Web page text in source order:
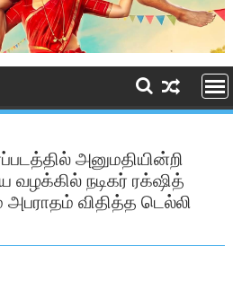
அனுமதியின்றி
வழக்கில் நடிகர் ரக்‌ஷித்
அபராதம் விதித்த டெல்லி